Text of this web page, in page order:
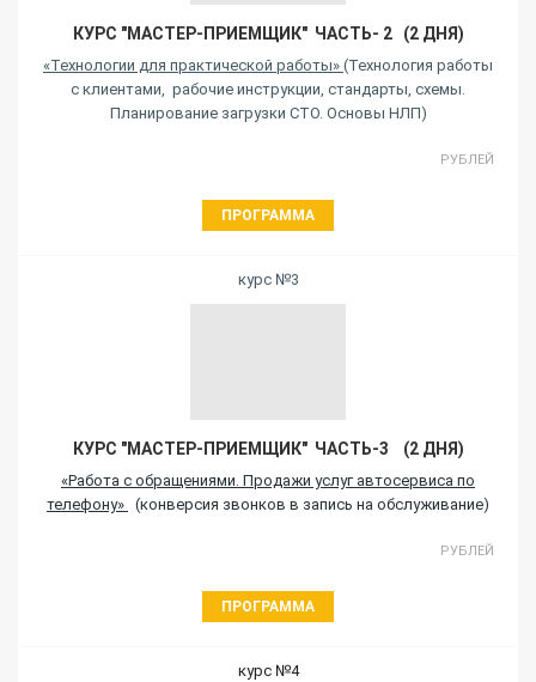
КУРС "МАСТЕР-ПРИЕМЩИК" ЧАСТЬ- 2 (2 ДНЯ)
«Технологии для практической работы» (Технология работы
с клиентами, рабочие инструкции, стандарты, схемы.
Планирование загрузки СТО. Основы НЛП)
РУБЛЕЙ
ПРОГРАММА
курс №3
КУРС "МАСТЕР-ПРИЕМЩИК" ЧАСТЬ-3 (2 ДНЯ)
«Работа с обращениями. Продажи услуг автосервиса по
телефону» (конверсия звонков в запись на обслуживание)
РУБЛЕЙ
ПРОГРАММА
курс №4